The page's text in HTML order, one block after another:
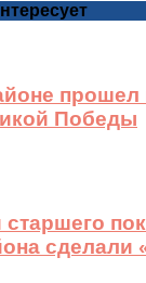
прошел
Победы
сделали